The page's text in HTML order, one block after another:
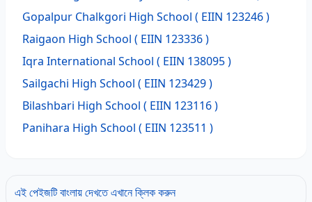
Gopalpur Chalkgori High School ( EIIN 123246 )
Raigaon High School ( EIIN 123336 )
Iqra International School ( EIIN 138095 )
Sailgachi High School ( EIIN 123429 )
Bilashbari High School ( EIIN 123116 )
Panihara High School ( EIIN 123511 )
এই পেইজটি বাংলায় দেখতে এখানে ক্লিক করুন